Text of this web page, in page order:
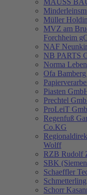
MAUSS
Müller
MVZ am
Forchheim
NAF
NB PARTS
Norma
Ofa
Piasten
Prechtel
ProLeiT
Regenfuß
Co.KG
Wolff
RZB Rudolf
SBK
Schaeffler
Schorr